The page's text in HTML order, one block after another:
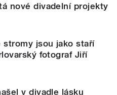
nové divadelní projekty
stromy jsou jako staří
fotograf Jiří
v divadle lásku